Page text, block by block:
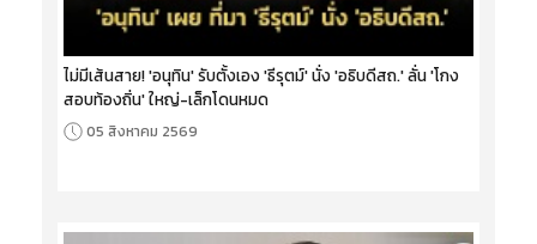
ไม่มีเส้นสาย! 'อนุทิน' รับตั้งเอง 'ธีรุตม์' นั่ง 'อธิบดีสถ.' ลั่น 'โกง
สอบท้องถิ่น' ใหญ่-เล็กโดนหมด
05 สิงหาคม 2569